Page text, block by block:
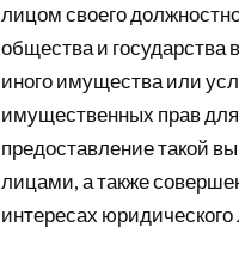
лицом своего
общества и государства
иного имущества или
имущественных прав
предоставление такой
лицами, а также
интересах